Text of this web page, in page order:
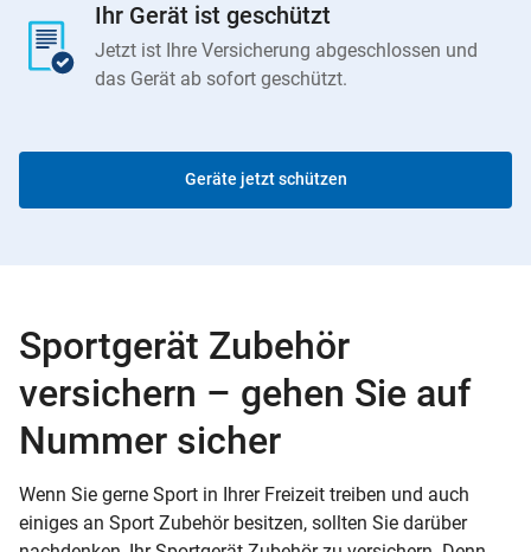
Ihr Gerät ist geschützt
Jetzt ist Ihre Versicherung abgeschlossen und
das Gerät ab sofort geschützt.
Geräte jetzt schützen
Sportgerät Zubehör
versichern – gehen Sie auf
Nummer sicher
Wenn Sie gerne Sport in Ihrer Freizeit treiben und auch
einiges an Sport Zubehör besitzen, sollten Sie darüber